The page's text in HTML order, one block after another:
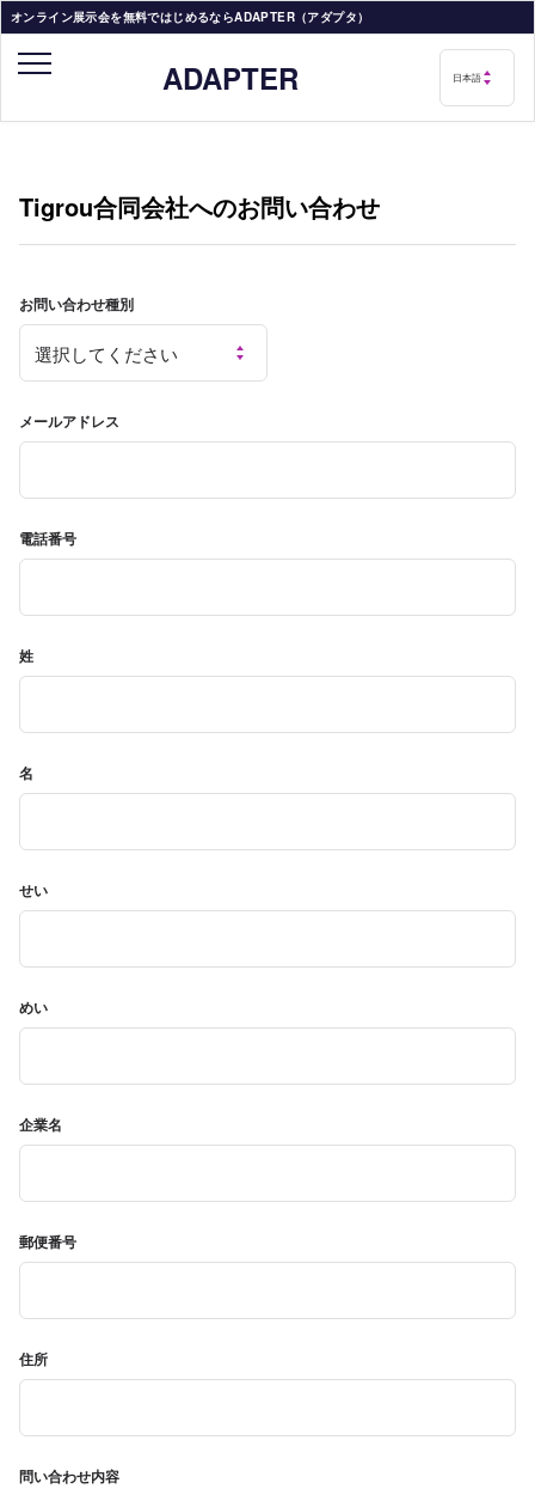
オンライン展示会を無料ではじめるならADAPTER（アダプタ）
ADAPTER
Tigrou合同会社へのお問い合わせ
お問い合わせ種別
メールアドレス
電話番号
姓
名
せい
めい
企業名
郵便番号
住所
問い合わせ内容